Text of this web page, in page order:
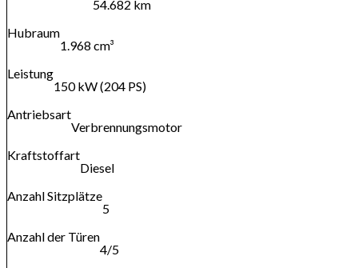
54.682 km
Hubraum
1.968 cm³
Leistung
150 kW (204 PS)
Antriebsart
Verbrennungsmotor
Kraftstoffart
Diesel
Anzahl Sitzplätze
5
Anzahl der Türen
4/5